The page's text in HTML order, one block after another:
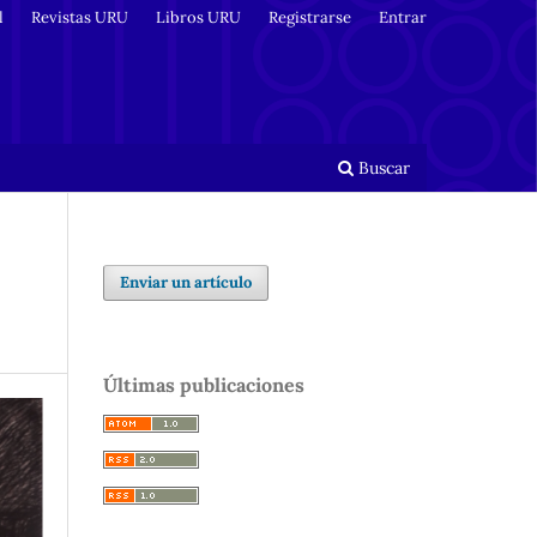
Buscar
Revistas URU Libros URU Registrarse Entrar
Enviar un artículo
Últimas publicaciones